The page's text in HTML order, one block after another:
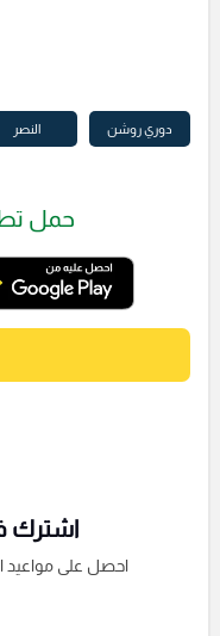
دوري روشن النصر
حمل
اشترك
احصل على مواعيد